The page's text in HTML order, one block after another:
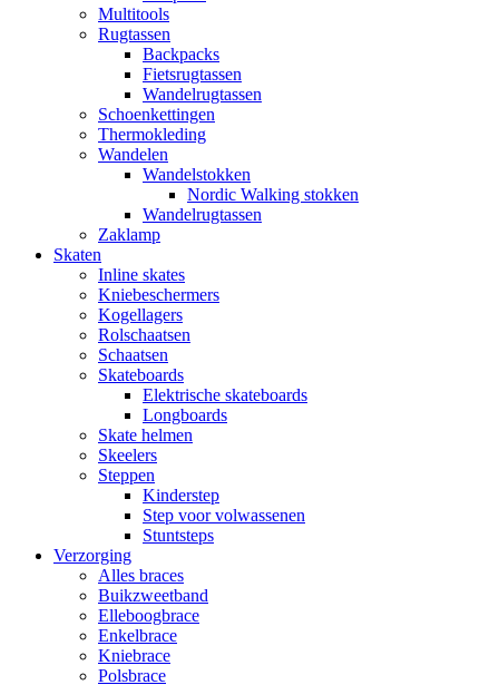
Multitools
Rugtassen
Backpacks
Fietsrugtassen
Wandelrugtassen
Schoenkettingen
Thermokleding
Wandelen
Wandelstokken
Nordic Walking stokken
Wandelrugtassen
Zaklamp
Skaten
Inline skates
Kniebeschermers
Kogellagers
Rolschaatsen
Schaatsen
Skateboards
Elektrische skateboards
Longboards
Skate helmen
Skeelers
Steppen
Kinderstep
Step voor volwassenen
Stuntsteps
Verzorging
Alles braces
Buikzweetband
Elleboogbrace
Enkelbrace
Kniebrace
Polsbrace